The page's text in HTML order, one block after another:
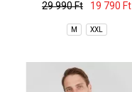
29 990 Ft 19 790 Ft
M XXL